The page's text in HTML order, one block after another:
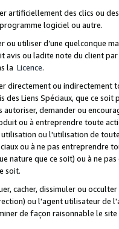
artificiellement des clics ou
logiciel ou autre.
ou utiliser d’une quelconque
ou ladite note du client
la Licence.
directement ou
des Liens Spéciaux, que ce
autoriser, demander ou
ou à entreprendre toute
ou l'utilisation de
ou à ne pas entreprendre
nature que ce soit) ou à ne
soit.
cacher, dissimuler ou
ou l'agent utilisateur
de façon raisonnable le